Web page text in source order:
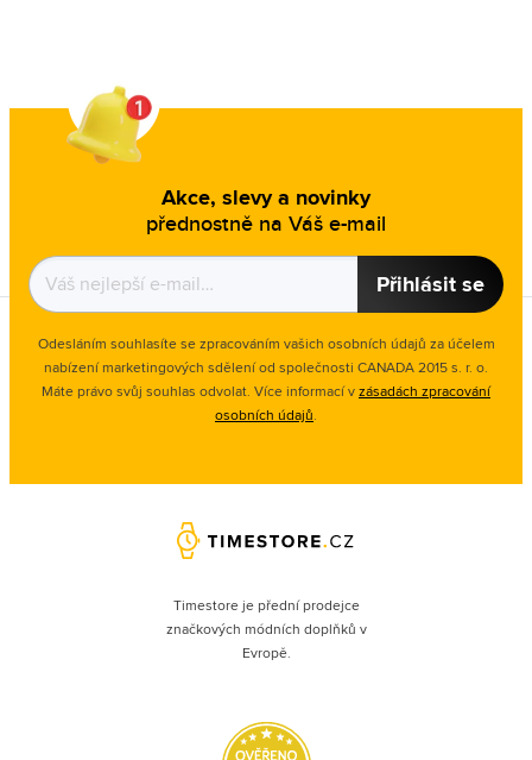
Akce, slevy a novinky
přednostně na Váš e-mail
Přihlásit se
Odesláním souhlasíte se zpracováním vašich osobních údajů za účelem
nabízení marketingových sdělení od společnosti CANADA 2015 s. r. o.
Máte právo svůj souhlas odvolat. Více informací vzásadách zpracování
osobních údajů.
Timestore je přední prodejce
značkových módních doplňků v
Evropě.